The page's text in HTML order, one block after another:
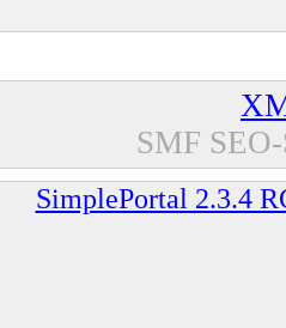
SMF
SimplePortal 2.3.4